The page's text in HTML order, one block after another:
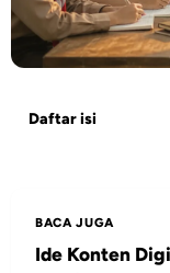
Daftar isi
BACA JUGA
Ide Konten